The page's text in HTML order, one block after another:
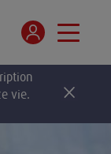
vie.